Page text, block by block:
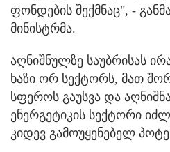
ფონდების შექმნაც", -
მინისტრმა.
აღნიშნულზე საუბრისას
ხაზი ორ სექტორს, მათ
სფეროს გაუსვა და
ენერგეტიკის სექტორი
კიდევ გამოუყენებელ